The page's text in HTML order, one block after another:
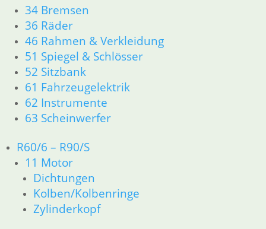
34 Bremsen
36 Räder
46 Rahmen & Verkleidung
51 Spiegel & Schlösser
52 Sitzbank
61 Fahrzeugelektrik
62 Instrumente
63 Scheinwerfer
R60/6 – R90/S
11 Motor
Dichtungen
Kolben/Kolbenringe
Zylinderkopf
In den Warenkorb
Manschette
8,80€
Artikelnummer: 1230109
inkl. MwSt.
zzgl. Versandkosten
In den Warenkorb
Gegenscheibe
12,80 €
Artikelnummer: 1232088
inkl. MwSt.